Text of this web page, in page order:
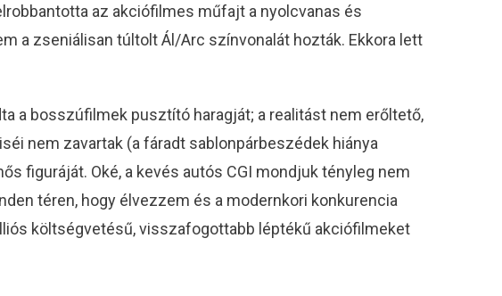
az akciófilmes műfajt a nyolcvanas és
a zseniálisan túltolt Ál/Arc színvonalát hozták. Ekkora lett
a bosszúfilmek pusztító haragját; a realitást nem erőltető,
nem zavartak (a fáradt sablonpárbeszédek hiánya
figuráját. Oké, a kevés autós CGI mondjuk tényleg nem
téren, hogy élvezzem és a modernkori konkurencia
költségvetésű, visszafogottabb léptékű akciófilmeket